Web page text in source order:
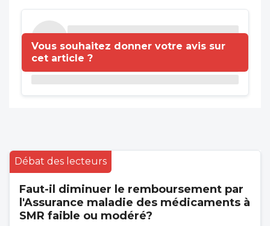
Vous souhaitez donner votre avis sur
cet article ?
Débat des lecteurs
Faut-il diminuer le remboursement par
l'Assurance maladie des médicaments à
SMR faible ou modéré?